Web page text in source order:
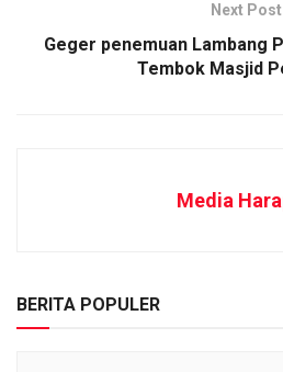
Next Post
Geger penemuan Lambang
Tembok Masjid
Media
BERITA POPULER